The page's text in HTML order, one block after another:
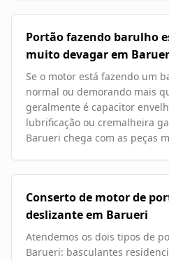
Portão fazendo barulho
muito devagar em
Se o motor está fazendo um
normal ou demorando mais
geralmente é capacitor
lubrificação ou cremalheira
Barueri chega com as peças
Conserto de motor de
deslizante em Barueri
Atendemos os dois tipos de
Barueri: basculantes